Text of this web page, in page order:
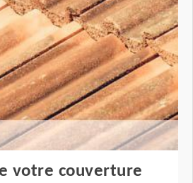
votre couverture